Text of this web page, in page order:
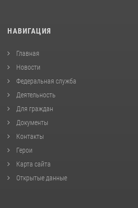
НАВИГАЦИЯ
Главная
Новости
Федеральная служба
Деятельность
Для граждан
Документы
Контакты
Герои
Карта сайта
Открытые данные